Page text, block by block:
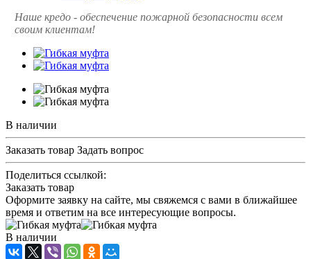
Наше кредо - обеспечение пожарной безопасности всем
своим клиентам!
В наличии
Заказать товар Задать вопрос
Поделиться ссылкой:
Заказать товар
Оформите заявку на сайте, мы свяжемся с вами в ближайшее
время и ответим на все интересующие вопросы.
В наличии